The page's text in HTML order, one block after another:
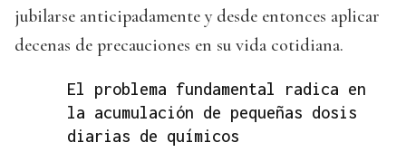
jubilarse anticipadamente y desde entonces aplicar
decenas de precauciones en su vida cotidiana.
El problema fundamental radica en
la acumulación de pequeñas dosis
diarias de químicos